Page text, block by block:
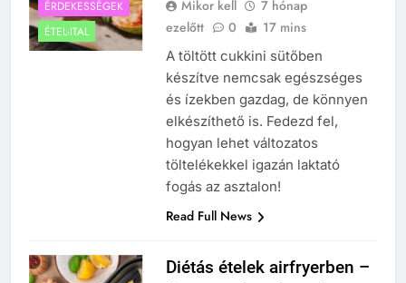
ÉRDEKESSÉGEK
ÉTEL-ITAL
Mikor kell
7 hónap
ezelőtt
0 17 mins
A töltött cukkini sütőben
készítve nemcsak egészséges
és ízekben gazdag, de könnyen
elkészíthető is. Fedezd fel,
hogyan lehet változatos
töltelékekkel igazán laktató
fogás az asztalon!
Read Full News
Diétás ételek airfryerben –